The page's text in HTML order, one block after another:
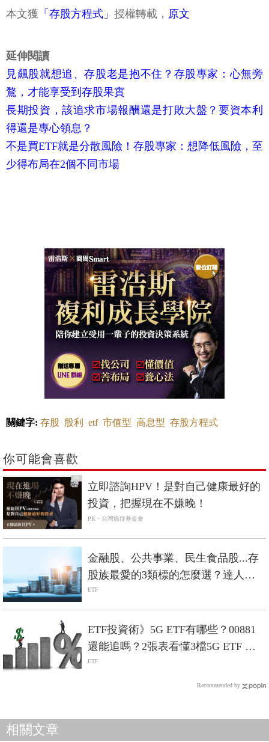
本文獲 「存股方程式」 授權轉載， 原文
延伸閱讀
見飆股就想追、存股老是抱不住？存股專家：心無旁
鶩，才能享受到存股果實
長期投資，該追求市場報酬還是打敗大盤？要資本利
得還是專心領息？
不是買ETF就是分散風險！存股專家：想降低風險，至
少得布局在2個不同市場
關鍵字: 存股 股利 etf 市值型 高息型 存股方程式
你可能會喜歡
PR
立即諮詢HPV！是對自己健康最好的
投資，把握現在不嫌晚！
PR・台灣癌症基金會
金融股、公共事業、民生食品股...存
股族最愛的3類標的怎麼選？達人：
其實ETF是更好的選擇
ETF
ETF投資術》5G ETF有哪些？00881
還能追嗎？2張表看懂3檔5G ETF 值
不值得買-Smart智富ETF研究室
ETF
Recommended by
相關文章